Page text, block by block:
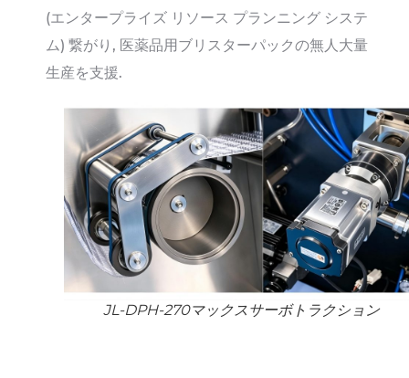
(エンタープライズ リソース プランニング システ
ム) 繋がり, 医薬品用ブリスターパックの無人大量
生産を支援.
JL-DPH-270マックスサーボトラクション